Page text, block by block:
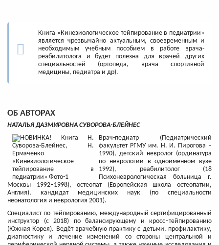
Книга «Кинезиологическое тейпирование в педиатрии»
является чрезвычайно актуальным, своевременным и
необходимым учебным пособием в работе врача-
реабилитолога и будет полезна для врачей других
специальностей (ортопеда, врача спортивной
медицины, педиатра и др).
ОБ АВТОРАХ
НАТАЛЬЯ ДАЗМИРОВНА СУВОРОВА-БЛЕЙНЕС
Врач-педиатр (Педиатрический
факультет РГМУ им. Н. И. Пирогова –
1990), детский невролог (ординатура
по неврологии в одноимённом вузе
1992), реабилитолог (18
Психоневрологическая больница г.
Москвы 1992–1998), остеопат (Европейская школа остеопатии,
Англия), кандидат медицинских наук (по специальности
неонатология и неврология 2001).
Специалист по тейпированию, международный сертифицированный
инструктор (с 2018) по балансирующему и кросс–тейпированию
(Южная Корея). Ведёт врачебную практику с детьми, профилактику,
диагностику и лечение изменений со стороны центральной и